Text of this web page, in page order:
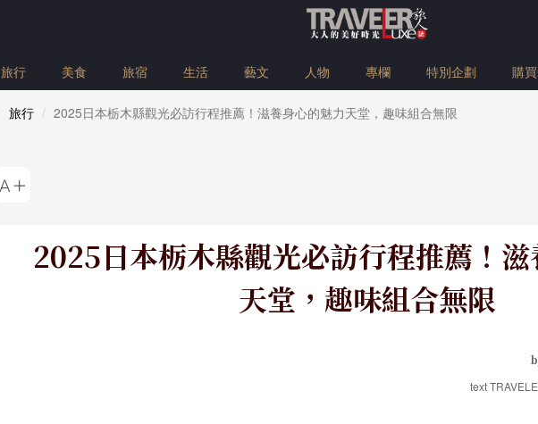
旅行 美食 旅宿 生活 藝文 人物 專欄 特別企劃 購
旅行 2025日本栃木縣觀光必訪行程推薦！滋養身心的魅力天堂，趣味組合無限
2025日本栃木縣觀光必訪行程推薦！
天堂，趣味組合無限
text